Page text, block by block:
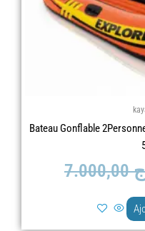
Bateau Gonflable
7.000,00